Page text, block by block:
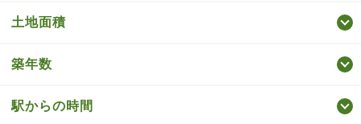
土地面積
築年数
駅からの時間